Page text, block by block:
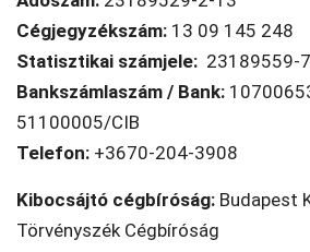
Cégjegyzékszám: 13 09 145 248
Statisztikai számjele: 23189559-
Bankszámlaszám / Bank:
51100005/CIB
Telefon: +3670-204-3908
Kibocsájtó cégbíróság: Budapest
Törvényszék Cégbíróság